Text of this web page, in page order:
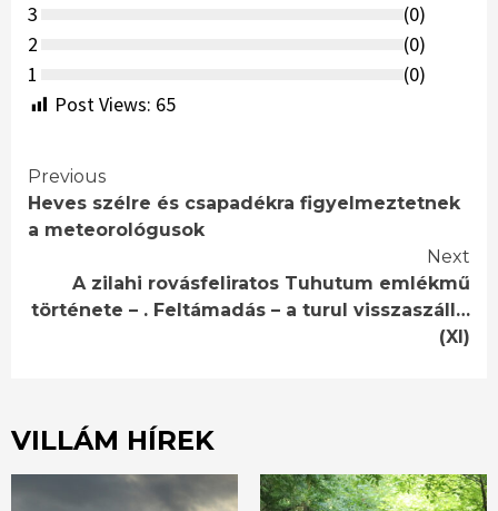
3
(0)
2
(0)
1
(0)
Post Views: 65
Continue
Reading
Previous
Heves szélre és csapadékra figyelmeztetnek
a meteorológusok
Next
A zilahi rovásfeliratos Tuhutum emlékmű
története – . Feltámadás – a turul visszaszáll…
(XI)
VILLÁM HÍREK